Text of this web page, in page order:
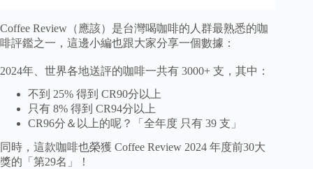
Coffee Review（應該）是台灣喝咖啡的人群最熟悉的咖
啡評鑑之一，這邊小編也跟大家分享一個數據：
2024年、世界各地送評的咖啡一共有 3000+ 支，其中：
不到 25% 得到 CR90分以上
只有 8% 得到 CR94分以上
CR96分＆以上的呢？「全年度 只有 39 支」
同時，這款咖啡也榮獲 Coffee Review 2024 年度前30大
獎的「第29名」！